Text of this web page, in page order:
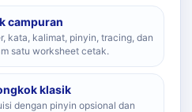
campuran
kata, kalimat, pinyin, tracing, dan
satu worksheet cetak.
klasik
dengan pinyin opsional dan